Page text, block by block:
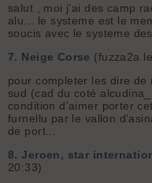
salut , moi j'ai des camp
alu... le systeme est le
soucis avec le systeme
7. Neige Corse (fuzza2a
pour completer les dire de
sud (cad du coté
condition d'aimer porter
furnellu par le vallon
de port...
8.Jeroen, star
20:33)